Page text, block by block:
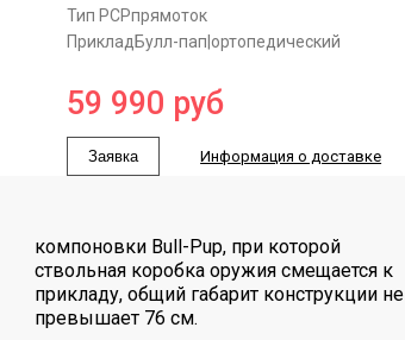
Тип PCPпрямоток
Приклад Булл-пап|ортопедический
59 990 руб
Заявка Информация о доставке
компоновки Bull-Pup, при которой
ствольная коробка оружия смещается к
прикладу, общий габарит конструкции не
превышает 76 см.